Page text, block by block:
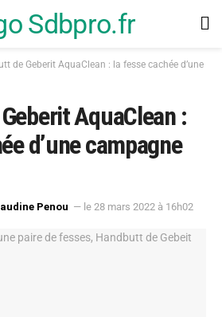
de Geberit AquaClean : la fesse cachée d’une
AquaClean :
d’une campagne
Penou — le 28 mars 2022 à 16h02